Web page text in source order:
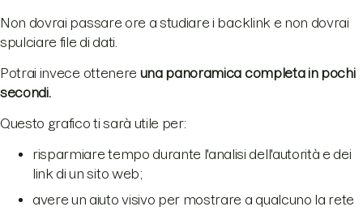
Non dovrai passare ore a studiare i backlink e non dovrai
spulciare file di dati.
Potrai invece ottenere una panoramica completa in pochi
secondi.
Questo grafico ti sarà utile per:
risparmiare tempo durante l'analisi dell'autorità e dei
link di un sito web;
avere un aiuto visivo per mostrare a qualcuno la rete